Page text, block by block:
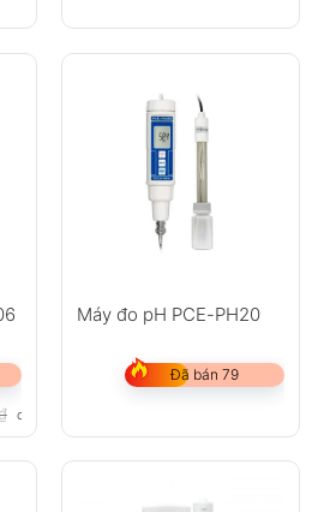
chưa VAT 8%
Máy đo pH PCE-PH20
Đã bán 79